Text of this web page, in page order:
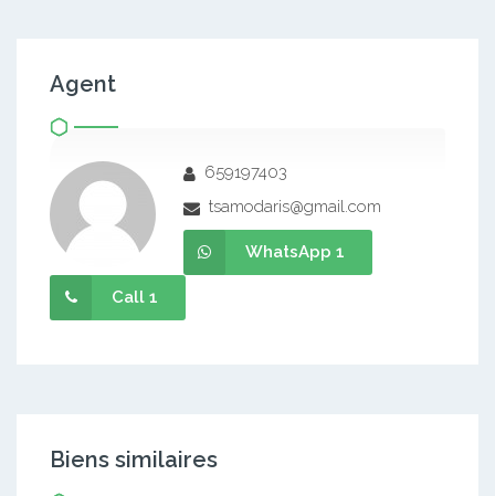
Agent
659197403
tsamodaris@gmail.com
WhatsApp 1
Call 1
Biens similaires